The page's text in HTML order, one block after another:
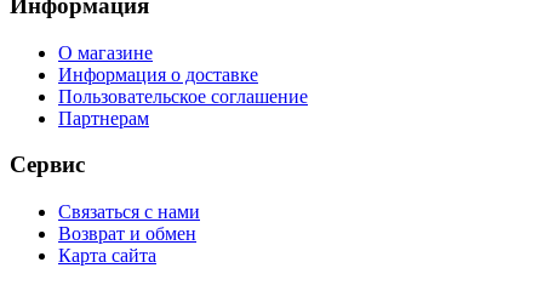
Информация
О магазине
Информация о доставке
Пользовательское соглашение
Партнерам
Сервис
Связаться с нами
Возврат и обмен
Карта сайта